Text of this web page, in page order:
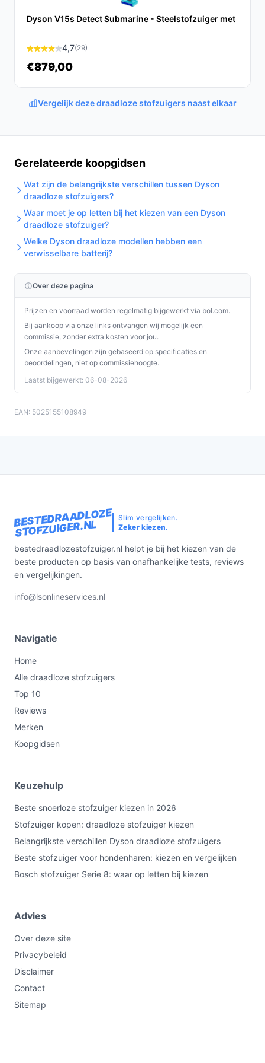
innovatieve functies en sterke prestaties maakt deze
stofzuiger het schoonmaken een stuk eenvoudiger.
Ontdek alle specificaties en vergelijk prijzen op
past bij jouw behoeften!
Dyson V15s Detect Submarine - Steelstofzuiger met
4,7(29)
€879,00
Vergelijk deze draadloze stofzuigers naast elkaar
Gerelateerde koopgidsen
Wat zijn de belangrijkste verschillen tussen Dyson
draadloze stofzuigers?
Waar moet je op letten bij het kiezen van een Dyson
draadloze stofzuiger?
Welke Dyson draadloze modellen hebben een
verwisselbare batterij?
Over deze pagina
Prijzen en voorraad worden regelmatig bijgewerkt via bol.com.
Bij aankoop via onze links ontvangen wij mogelijk een
commissie, zonder extra kosten voor jou.
Onze aanbevelingen zijn gebaseerd op specificaties en
beoordelingen, niet op commissiehoogte.
Laatst bijgewerkt: 06-08-2026
EAN: 5025155108949
BESTEDRAADLOZE
STOFZUIGER.NL
Slim vergelijken.
Zeker kiezen.
bestedraadlozestofzuiger.nl helpt je bij het kiezen van de
beste producten op basis van onafhankelijke tests, reviews
en vergelijkingen.
info@lsonlineservices.nl
Navigatie
Home
Alle draadloze stofzuigers
Top 10
Reviews
Merken
Koopgidsen
Keuzehulp
Beste snoerloze stofzuiger kiezen in 2026
Stofzuiger kopen: draadloze stofzuiger kiezen
Belangrijkste verschillen Dyson draadloze stofzuigers
Beste stofzuiger voor hondenharen: kiezen en vergelijken
Bosch stofzuiger Serie 8: waar op letten bij kiezen
Advies
Over deze site
Privacybeleid
Disclaimer
Contact
Sitemap